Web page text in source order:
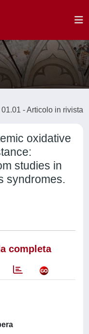
01.01 - Articolo in rivista
oxidative
studies in
syndromes.
completa